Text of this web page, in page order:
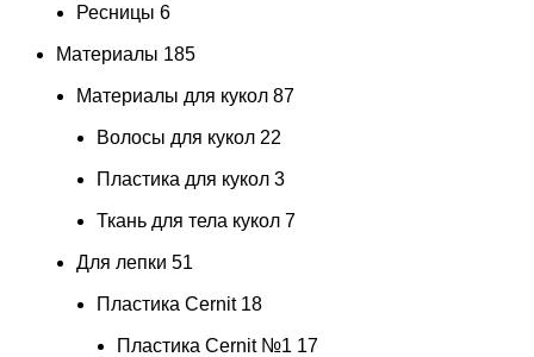
Ресницы 6
Материалы 185
Материалы для кукол 87
Волосы для кукол 22
Пластика для кукол 3
Ткань для тела кукол 7
Для лепки 51
Пластика Cernit 18
Пластика Cernit №1 17